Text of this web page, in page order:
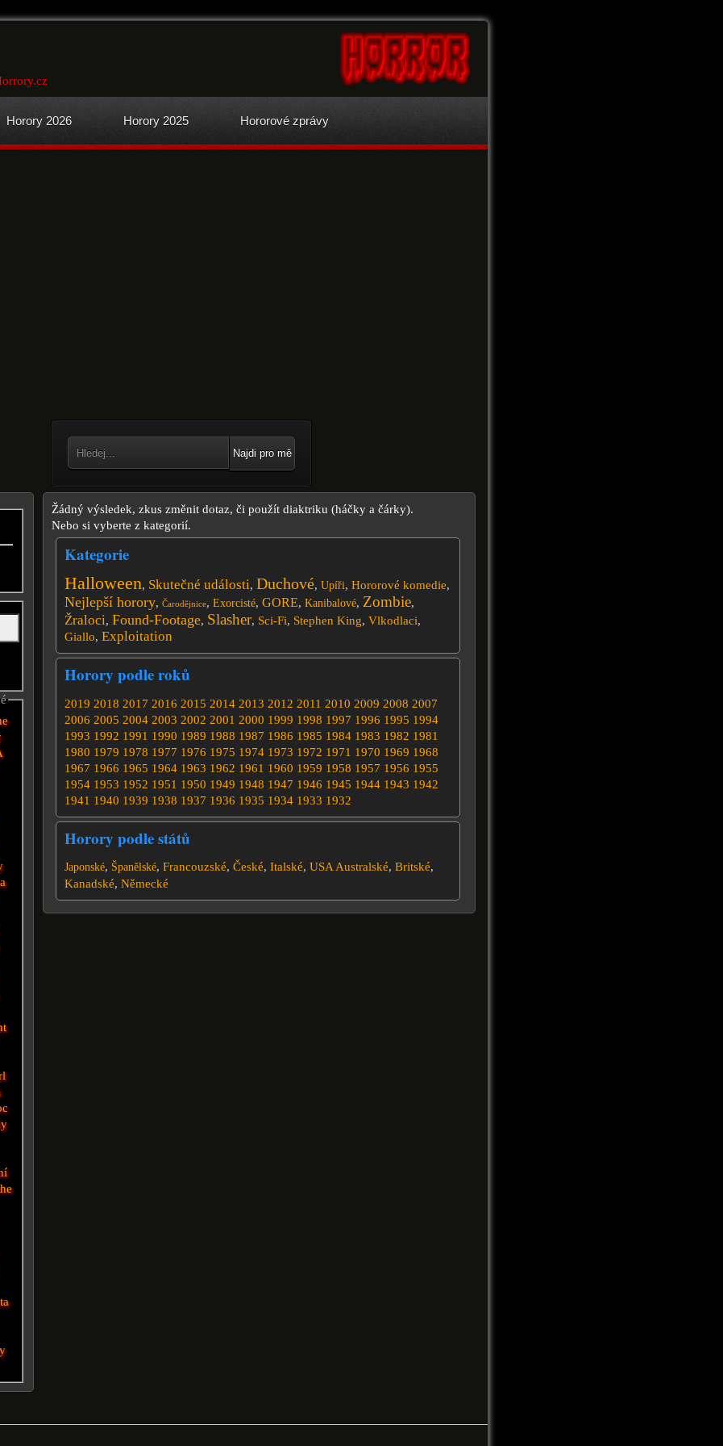
Horory 2026 Horory 2025 Hororové zprávy
Najdi pro mě
Žádný výsledek, zkus změnit dotaz, či použít diaktriku (háčky a čárky).
Nebo si vyberte z kategorií.
Kategorie
Halloween, Skutečné události, Duchové, Upíři, Hororové komedie,
Nejlepší horory, Čarodějnice, Exorcisté, GORE, Kanibalové, Zombie,
Žraloci, Found-Footage, Slasher, Sci-Fi, Stephen King, Vlkodlaci,
Giallo, Exploitation
Horory podle roků
2019 2018 2017 2016 2015 2014 2013 2012 2011 2010 2009 2008 2007
2006 2005 2004 2003 2002 2001 2000 1999 1998 1997 1996 1995 1994
1993 1992 1991 1990 1989 1988 1987 1986 1985 1984 1983 1982 1981
1980 1979 1978 1977 1976 1975 1974 1973 1972 1971 1970 1969 1968
1967 1966 1965 1964 1963 1962 1961 1960 1959 1958 1957 1956 1955
1954 1953 1952 1951 1950 1949 1948 1947 1946 1945 1944 1943 1942
1941 1940 1939 1938 1937 1936 1935 1934 1933 1932
Horory podle států
Japonské, Španělské, Francouzské, České, Italské, USAAustralské, Britské,
Kanadské, Německé